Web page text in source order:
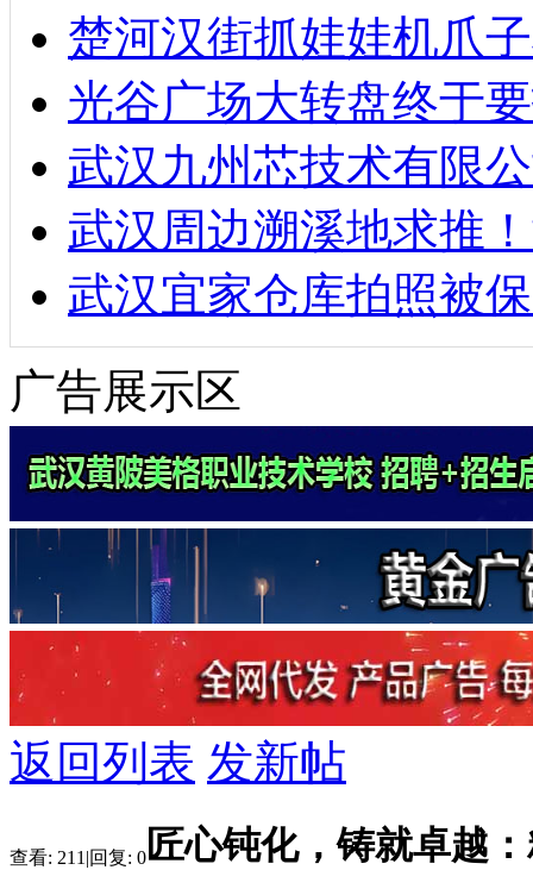
楚河汉街抓娃娃机爪
光谷广场大转盘终于
武汉九州芯技术有限
武汉周边溯溪地求推
武汉宜家仓库拍照被
广告展示区
返回列表 发新帖
查看: 211 |回复: 0 匠心钝化，铸就卓越